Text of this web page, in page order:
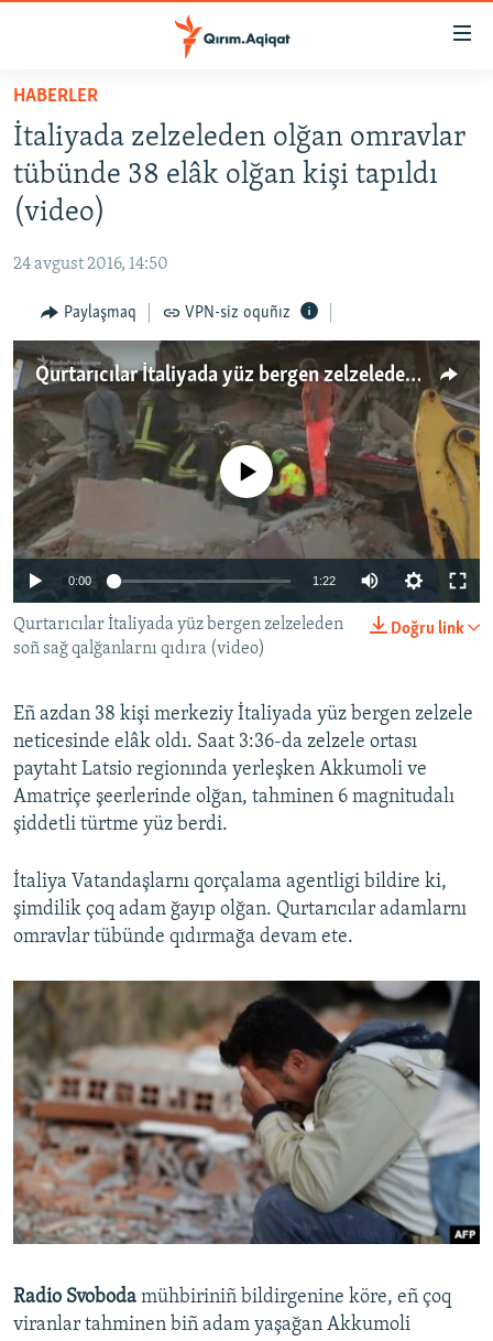
Esas
mündericege
qaytmaq
Baş
navigatsiyağa
qaytmaq
Qıdıruvğa
qaytmaq
HABERLER
SİYASET
İQTİSADİYAT
MEDENİYET
İNSAN AQLARI
VİDEO
SÜRET
BLOGLAR
FİKİR
Русский
Українською
QOŞULIÑIZ!
RFE/RS bütün saytları
HABERLER
İtaliyada zelzeleden olğan omravlar
tübünde 38 elâk olğan kişi tapıldı
(video)
24 avgust 2016, 14:50
Paylaşmaq VPN-siz oquñız
Qurtarıcılar İtaliyada yüz bergen zelzeleden soñ sağ qalğanlarnı qıdıra (video)
No media source currently available
0:00 1:22
Doğru link
Qurtarıcılar İtaliyada yüz bergen zelzeleden
soñ sağ qalğanlarnı qıdıra (video)
Eñ azdan 38 kişi merkeziy İtaliyada yüz bergen zelzele
neticesinde elâk oldı. Saat 3:36-da zelzele ortası
paytaht Latsio regionında yerleşken Akkumoli ve
Amatriçe şeerlerinde olğan, tahminen 6 magnitudalı
şiddetli türtme yüz berdi.
İtaliya Vatandaşlarnı qorçalama agentligi bildire ki,
şimdilik çoq adam ğayıp olğan. Qurtarıcılar adamlarnı
omravlar tübünde qıdırmağa devam ete.
Radio Svoboda mühbiriniñ bildirgenine köre, eñ çoq
viranlar tahminen biñ adam yaşağan Akkumoli